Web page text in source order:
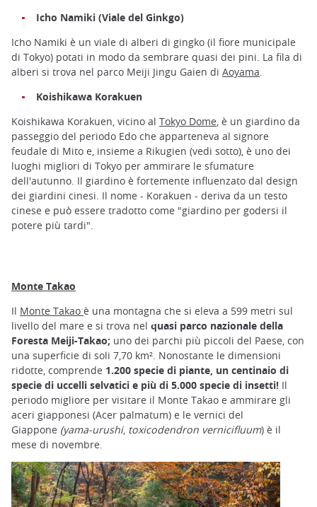
Icho Namiki (Viale del Ginkgo)
Icho Namiki è un viale di alberi di gingko (il fiore municipale
di Tokyo) potati in modo da sembrare quasi dei pini. La fila di
alberi si trova nel parco Meiji Jingu Gaien di Aoyama.
Koishikawa Korakuen
Koishikawa Korakuen, vicino al Tokyo Dome, è un giardino da
passeggio del periodo Edo che apparteneva al signore
feudale di Mito e, insieme a Rikugien (vedi sotto), è uno dei
luoghi migliori di Tokyo per ammirare le sfumature
dell'autunno. Il giardino è fortemente influenzato dal design
dei giardini cinesi. Il nome - Korakuen - deriva da un testo
cinese e può essere tradotto come "giardino per godersi il
potere più tardi".
Monte Takao
Il Monte Takao è una montagna che si eleva a 599 metri sul
livello del mare e si trova nel quasi parco nazionale della
Foresta Meiji-Takao; uno dei parchi più piccoli del Paese, con
una superficie di soli 7,70 km². Nonostante le dimensioni
ridotte, comprende 1.200 specie di piante, un centinaio di
specie di uccelli selvatici e più di 5.000 specie di insetti! Il
periodo migliore per visitare il Monte Takao e ammirare gli
aceri giapponesi (Acer palmatum) e le vernici del
Giappone (yama-urushi, toxicodendron vernicifluum) è il
mese di novembre.